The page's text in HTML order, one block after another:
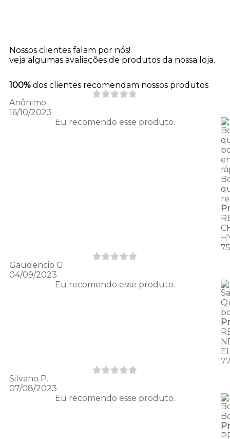
Nossos clientes falam por nós!
veja algumas avaliações de produtos da nossa loja.
100% dos clientes recomendam nossos produtos
Anônimo
16/10/2023
Eu recomendo esse produto.
Gaudencio G.
04/09/2023
Eu recomendo esse produto.
Silvano P.
07/08/2023
Eu recomendo esse produto.